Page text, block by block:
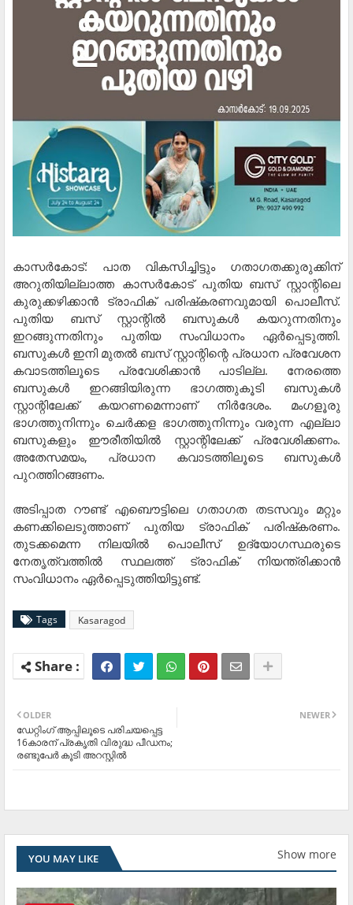
കാസര്‍കോട്: പാത വികസിച്ചിട്ടും ഗതാഗതക്കുരുക്കിന്
അറുതിയില്ലാത്ത കാസര്‍കോട് പുതിയ ബസ് സ്റ്റാന്റിലെ
കുരുക്കഴിക്കാന്‍ ട്രാഫിക് പരിഷ്‌കരണവുമായി പൊലീസ്.
പുതിയ ബസ് സ്റ്റാന്റില്‍ ബസുകള്‍ കയറുന്നതിനും
ഇറങ്ങുന്നതിനും പുതിയ സംവിധാനം ഏര്‍പ്പെടുത്തി.
ബസുകള്‍ ഇനി മുതല്‍ ബസ് സ്റ്റാന്റിന്റെ പ്രധാന പ്രവേശന
കവാടത്തിലൂടെ പ്രവേശിക്കാന്‍ പാടില്ല. നേരത്തെ
ബസുകള്‍ ഇറങ്ങിയിരുന്ന ഭാഗത്തുകൂടി ബസുകള്‍
സ്റ്റാന്റിലേക്ക് കയറണമെന്നാണ് നിര്‍ദേശം. മംഗളൂരു
ഭാഗത്തുനിന്നും ചെര്‍ക്കള ഭാഗത്തുനിന്നും വരുന്ന എല്ലാ
ബസുകളും ഈരീതിയില്‍ സ്റ്റാന്റിലേക്ക് പ്രവേശിക്കണം.
അതേസമയം, പ്രധാന കവാടത്തിലൂടെ ബസുകള്‍
പുറത്തിറങ്ങണം.
അടിപ്പാത റൗണ്ട് എബൌട്ടിലെ ഗതാഗത തടസവും മറ്റും
കണക്കിലെടുത്താണ് പുതിയ ട്രാഫിക് പരിഷ്‌കരണം.
തുടക്കമെന്ന നിലയില്‍ പൊലീസ് ഉദ്യോഗസ്ഥരുടെ
നേതൃത്വത്തില്‍ സ്ഥലത്ത് ട്രാഫിക് നിയന്ത്രിക്കാന്‍
സംവിധാനം ഏര്‍പ്പെടുത്തിയിട്ടുണ്ട്.
Tags Kasaragod
NEWER
OLDER
ഡേറ്റിംഗ് ആപ്പിലൂടെ പരിചയപ്പെട്ട
16കാരന് പ്രകൃതി വിരുദ്ധ പീഡനം;
രണ്ടുപേര്‍ കൂടി അറസ്റ്റില്‍
YOU MAY LIKE Show more